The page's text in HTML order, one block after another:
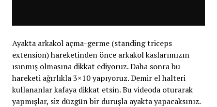
Ayakta arkakol açma-germe (standing triceps
extension) hareketinden önce arkakol kaslarımızın
ısınmış olmasına dikkat ediyoruz. Daha sonra bu
hareketi ağırlıkla 3×10 yapıyoruz. Demir el halteri
kullananlar kafaya dikkat etsin. Bu videoda oturarak
yapmışlar, siz düzgün bir duruşla ayakta yapacaksınız.